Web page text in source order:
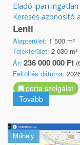
Eladó ipari
Keresés azonosító
Lenti
Alapterület: 1 500 m²
Telekterület: 2 030 m²
Ár: 236 000 000 Ft
Feltöltés dátuma:
porta szolgálat
Tovább
Műhely